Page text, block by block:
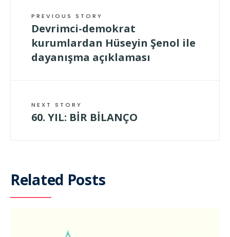
PREVIOUS STORY
Devrimci-demokrat
kurumlardan Hüseyin Şenol ile
dayanışma açıklaması
NEXT STORY
60. YIL: BİR BİLANÇO
Related Posts